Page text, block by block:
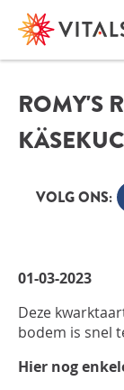
HEB JE
We staan elke
helpen, neem
ons op:
ROMY'S
VOLG ONS:
01-03-2023
Deze
bodem is snel
Hier nog